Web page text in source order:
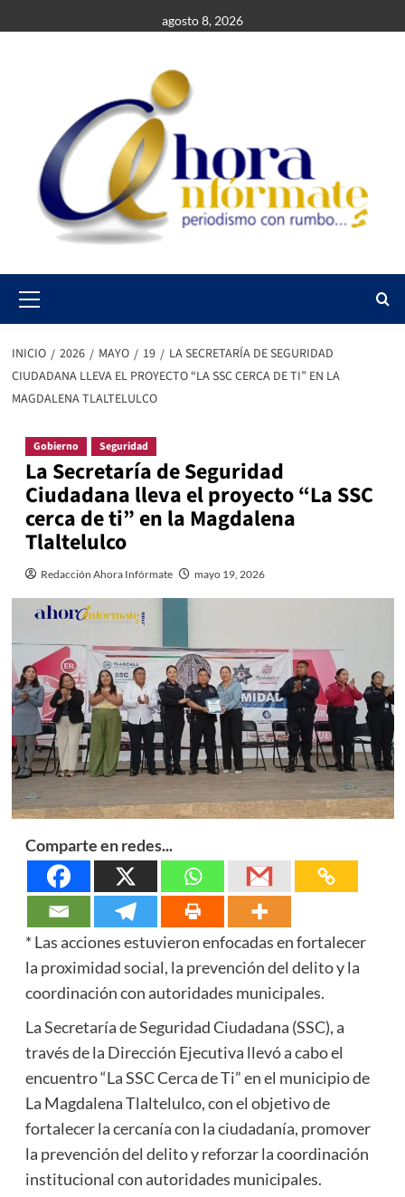
al
agosto 8, 2026
Menu
INICIO 2026 MAYO 19
LA SECRETARÍA DE SEGURIDAD
CIUDADANA LLEVA EL PROYECTO “LA SSC CERCA DE TI” EN LA
MAGDALENA TLALTELULCO
Gobierno Seguridad
La Secretaría de Seguridad
Ciudadana lleva el proyecto “La SSC
cerca de ti” en la Magdalena
Tlaltelulco
Redacción Ahora Infórmate mayo 19, 2026
Comparte en redes...
* Las acciones estuvieron enfocadas en fortalecer
la proximidad social, la prevención del delito y la
coordinación con autoridades municipales.
La Secretaría de Seguridad Ciudadana (SSC), a
través de la Dirección Ejecutiva llevó a cabo el
encuentro “La SSC Cerca de Ti” en el municipio de
La Magdalena Tlaltelulco, con el objetivo de
fortalecer la cercanía con la ciudadanía, promover
la prevención del delito y reforzar la coordinación
institucional con autoridades municipales.